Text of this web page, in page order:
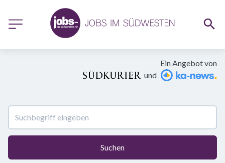
Ein Angebot von
und
Suchen